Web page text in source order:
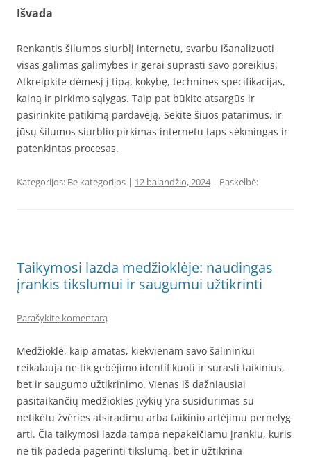
Išvada
Renkantis šilumos siurblį internetu, svarbu išanalizuoti
visas galimas galimybes ir gerai suprasti savo poreikius.
Atkreipkite dėmesį į tipą, kokybę, technines specifikacijas,
kainą ir pirkimo sąlygas. Taip pat būkite atsargūs ir
pasirinkite patikimą pardavėją. Sekite šiuos patarimus, ir
jūsų šilumos siurblio pirkimas internetu taps sėkmingas ir
patenkintas procesas.
Kategorijos: Be kategorijos | 12 balandžio, 2024 | Paskelbė:
Taikymosi lazda medžioklėje: naudingas
įrankis tikslumui ir saugumui užtikrinti
Parašykite komentarą
Medžioklė, kaip amatas, kiekvienam savo šalininkui
reikalauja ne tik gebėjimo identifikuoti ir surasti taikinius,
bet ir saugumo užtikrinimo. Vienas iš dažniausiai
pasitaikančių medžioklės įvykių yra susidūrimas su
netikėtu žvėries atsiradimu arba taikinio artėjimu pernelyg
arti. Čia taikymosi lazda tampa nepakeičiamu įrankiu, kuris
ne tik padeda pagerinti tikslumą, bet ir užtikrina